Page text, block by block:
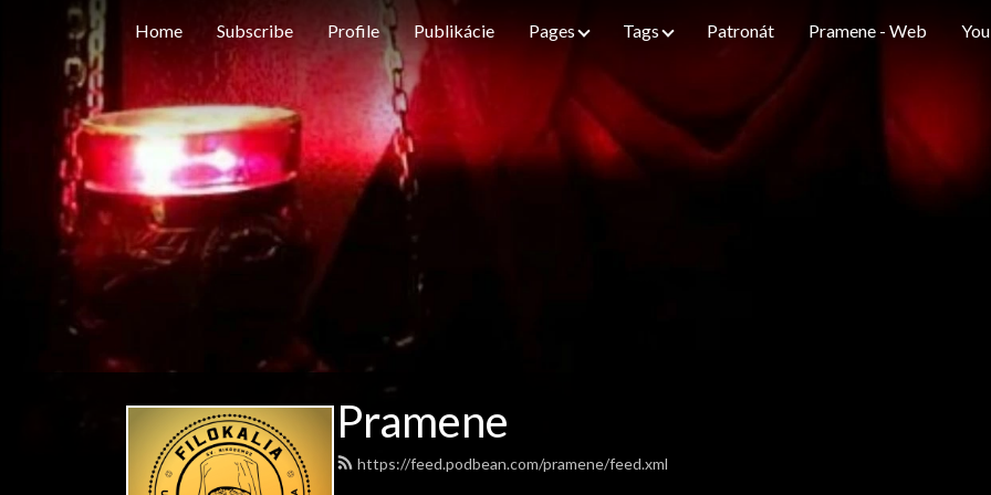
Home Subscribe Profile Publikácie Pages Tags Patronát Pramene - Web
Pramene
https://feed.podbean.com/pramene/feed.xml